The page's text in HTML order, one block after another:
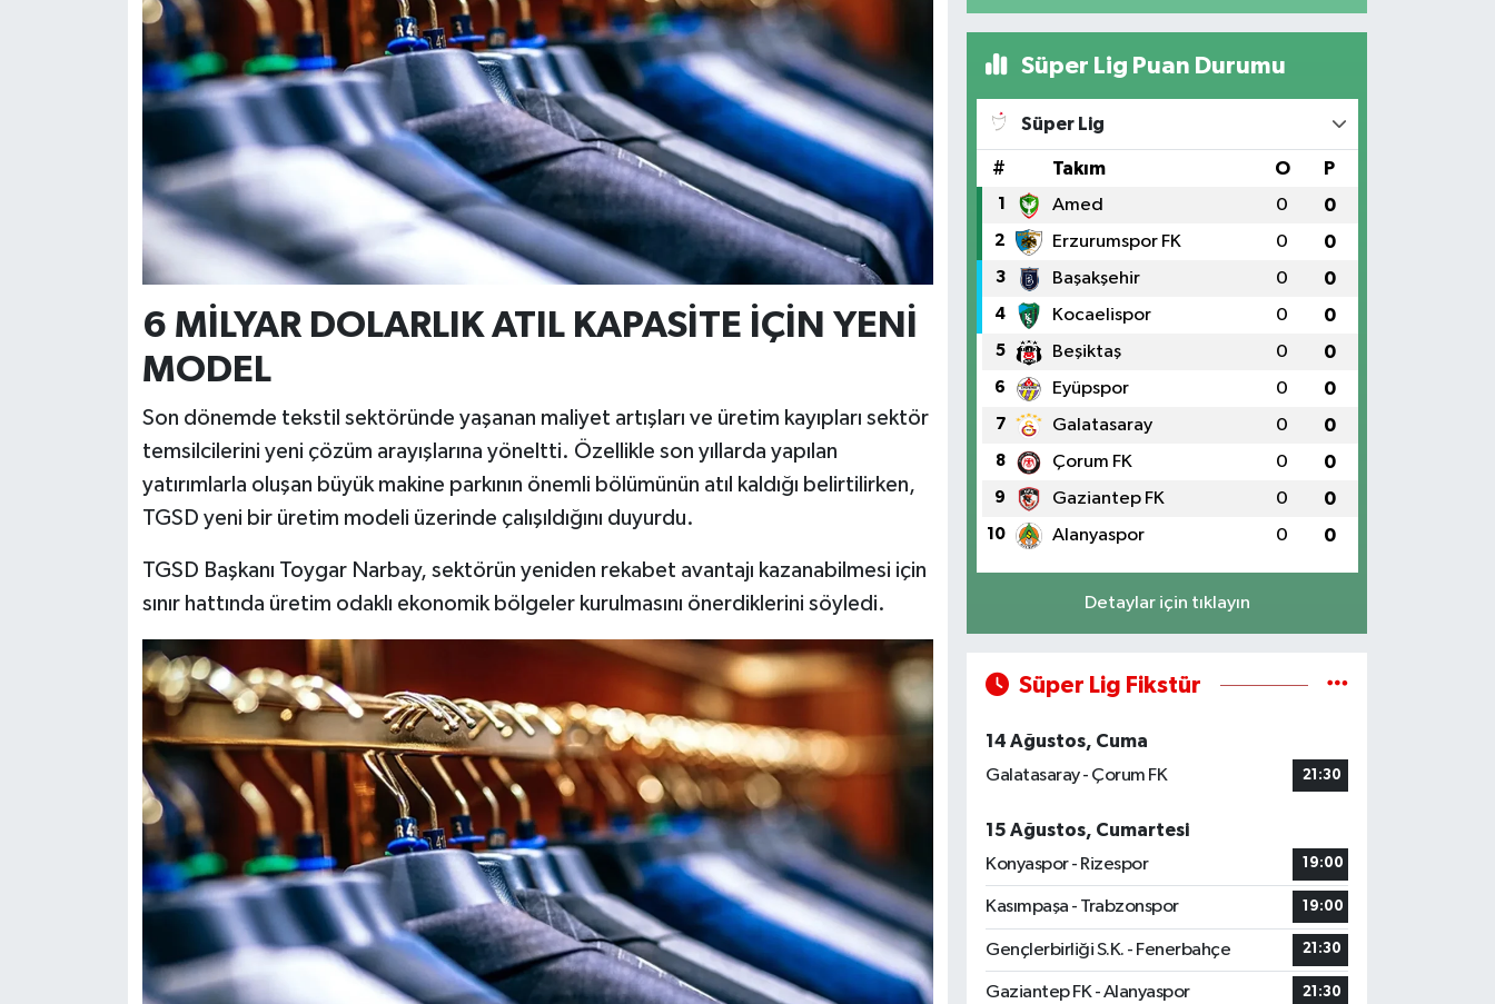
6 MİLYAR DOLARLIK ATIL KAPASİTE İÇİN YENİ
MODEL
Son dönemde tekstil sektöründe yaşanan maliyet artışları ve üretim kayıpları sektör
temsilcilerini yeni çözüm arayışlarına yöneltti. Özellikle son yıllarda yapılan
yatırımlarla oluşan büyük makine parkının önemli bölümünün atıl kaldığı belirtilirken,
TGSD yeni bir üretim modeli üzerinde çalışıldığını duyurdu.
TGSD Başkanı Toygar Narbay, sektörün yeniden rekabet avantajı kazanabilmesi için
sınır hattında üretim odaklı ekonomik bölgeler kurulmasını önerdiklerini söyledi.
Süper Lig Puan Durumu
Süper Lig
# Takım O P
1 Amed 0 0
2 Erzurumspor FK 0 0
3 Başakşehir 0 0
4 Kocaelispor 0 0
5 Beşiktaş 0 0
6 Eyüpspor 0 0
7 Galatasaray 0 0
8 Çorum FK 0 0
9 Gaziantep FK 0 0
10 Alanyaspor 0 0
Detaylar için tıklayın
Süper Lig Fikstür
14 Ağustos, Cuma
Galatasaray - Çorum FK
21:30
15 Ağustos, Cumartesi
Konyaspor - Rizespor
19:00
Kasımpaşa - Trabzonspor 19:00
Gençlerbirliği S.K. - Fenerbahçe 21:30
Gaziantep FK - Alanyaspor 21:30